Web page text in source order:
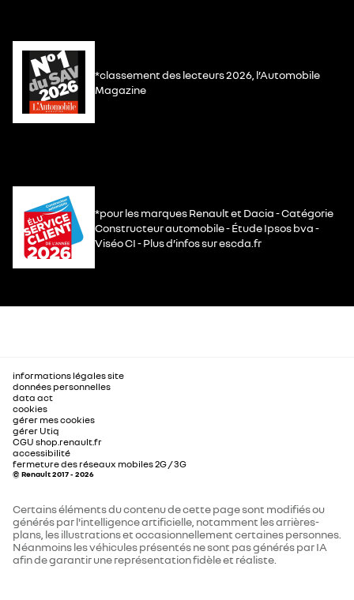
*classement des lecteurs 2026, l’Automobile
Magazine
*pour les marques Renault et Dacia - Catégorie
Constructeur automobile - Étude Ipsos bva -
Viséo CI - Plus d’infos sur escda.fr
informations légales site
données personnelles
data act
cookies
gérer mes cookies
gérer Utiq
CGU shop.renault.fr
accessibilité
fermeture des réseaux mobiles 2G / 3G
© Renault 2017 - 2026
Certains éléments du contenu de cette page sont modifiés ou
générés par l'intelligence artificielle, notamment les arrières-
plans, les illustrations et occasionnellement certaines personnes.
Néanmoins les véhicules présentés ne sont pas générés par IA
afin de garantir une représentation fidèle et réaliste.